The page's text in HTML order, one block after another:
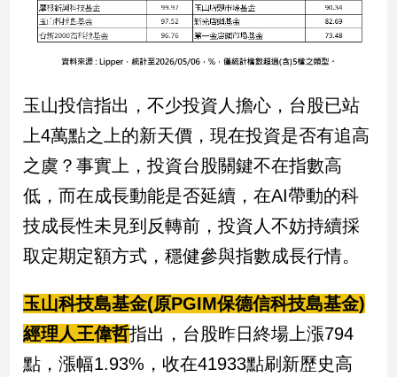
焦
點
觀
點
兩
岸/
國
會/
方
新
冠
病
玉山投信指出，不少投資人擔心，台股已站
上4萬點之上的新天價，現在投資是否有追高
之虞？事實上，投資台股關鍵不在指數高
低，而在成長動能是否延續，在AI帶動的科
技成長性未見到反轉前，投資人不妨持續採
取定期定額方式，穩健參與指數成長行情。
玉山科技島基金(原PGIM保德信科技島基金)
經理人王偉哲指出，台股昨日終場上漲794
點，漲幅1.93%，收在41933點刷新歷史高